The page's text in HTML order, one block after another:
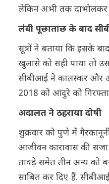
लेकिन अभी तक दाभोलकर
लंबी पूछाताछ के बाद
सूत्रों ने बताया कि इसके
खुलासे को सही पाया तो
सीबीआई ने कालस्कर और
2018 को आंदुरे को
अदालत ने ठहराया दोषी
शुक्रवार को पुणे में
आजीवन कारावास की सजा
तावड़े समेत तीन अन्य को
साबित कर दिए हैं.